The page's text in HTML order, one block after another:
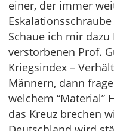
einer, der immer
Schaue ich mir
verstorbenen Prof.
Kriegsindex –
Männern, dann
welchem “Material”
das Kreuz brechen